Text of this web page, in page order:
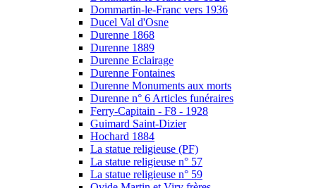
Dommartin-le-Franc vers 1936
Ducel Val d'Osne
Durenne 1868
Durenne 1889
Durenne Eclairage
Durenne Fontaines
Durenne Monuments aux morts
Durenne n° 6 Articles funéraires
Ferry-Capitain - F8 - 1928
Guimard Saint-Dizier
Hochard 1884
La statue religieuse (PF)
La statue religieuse n° 57
La statue religieuse n° 59